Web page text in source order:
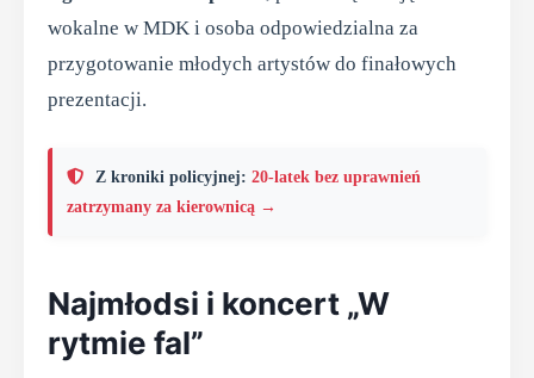
wokalne w MDK i osoba odpowiedzialna za
przygotowanie młodych artystów do finałowych
prezentacji.
Z kroniki policyjnej: 20-latek bez uprawnień
zatrzymany za kierownicą →
Najmłodsi i koncert „W
rytmie fal”